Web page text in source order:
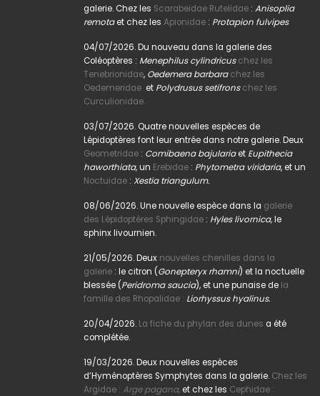
galerie. Chez les Scarabeidae Rutelidae : Anisoplia
remotaet chez les Apionidae : Protapion fulvipes
04/07/2026. Du nouveau dans la galerie des
Coléoptères : Menephilus cylindricus chez les
Tenebrionidae, Oedemera barbara chez les
Oedemeridae et Polydrusus setifrons chez les
Curculionidae.
03/07/2026. Quatre nouvelles espèces de
Lépidoptères font leur entrée dans notre galerie. Deux
Geometridae : Comibaena bajulariaet Eupithecia
haworthiata,un Erebidae : Phytometra viridaria, et un
Noctuidae : Xestia triangulum.
08/06/2026. Une nouvelle espèce dans la galerie
des Lépidoptères Sphingidae : Hyles livornica,le
sphinx livournien.
21/05/2026. Deux nouvelles chenilles dans la
galerie : le citron (Gonepteryx rhamni) et la noctuelle
blessée (Peridroma saucia), et une punaise de la
famille des Rhopalidae : Liorhyssus hyalinus.
20/04/2026. La fiche du phylan des dunes a été
complétée.
19/03/2026. Deux nouvelles espèces
d’Hyménoptères Symphytes dans la galerie. Chez les
Argidae : Arge pagana,et chez les Cephidae :